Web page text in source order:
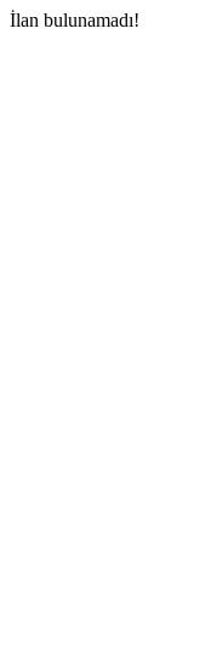
İlan bulunamadı!